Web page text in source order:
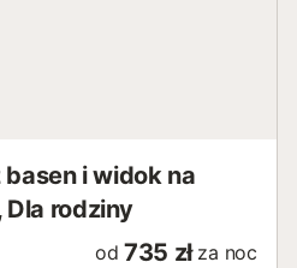
i widok na
rodziny
od 735 zł za noc